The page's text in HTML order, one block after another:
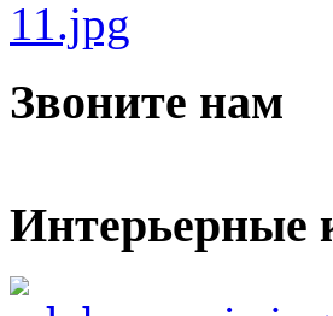
Звоните нам
Интерьерные